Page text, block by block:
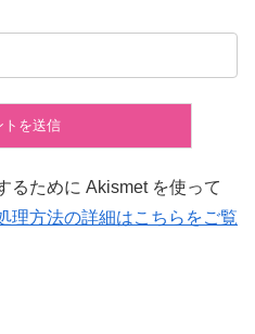
るために Akismet を使って
理方法の詳細はこちらをご覧